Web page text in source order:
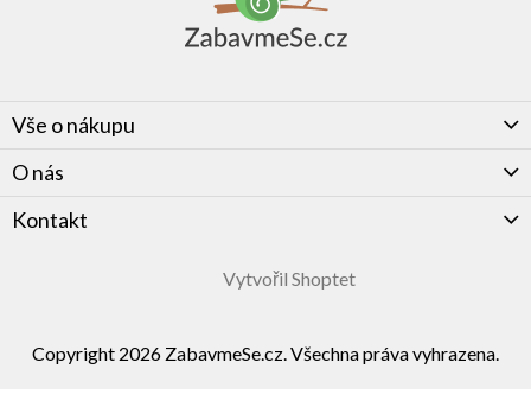
Vše o nákupu
O nás
Kontakt
Vytvořil Shoptet
Copyright 2026 ZabavmeSe.cz. Všechna práva vyhrazena.